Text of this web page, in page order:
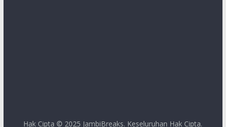
Hak Cipta © 2025 JambiBreaks. Keseluruhan Hak Cipta.